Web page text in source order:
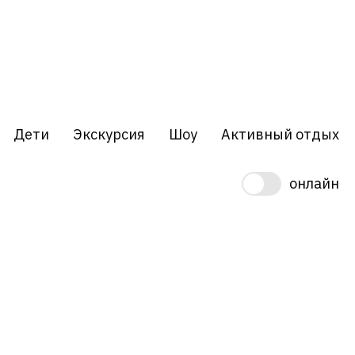
Дети Экскурсия Шоу Активный отдых
онлайн